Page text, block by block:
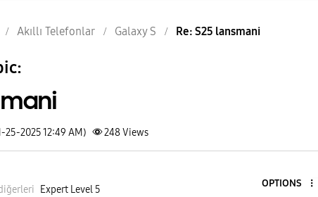
Akıllı Telefonlar Galaxy S Re: S25 lansmani
25-2025 12:49 AM) 248Views
leri Expert Level 5
OPTIONS